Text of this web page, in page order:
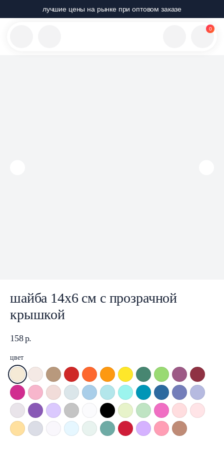
лучшие цены на рынке при оптовом заказе
0
шайба 14x6 см с прозрачной
крышкой
158р.
цвет